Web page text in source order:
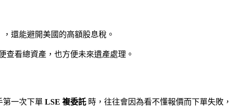
還能避開美國的高額股息稅。
查看總資產，也方便未來遺產處理。
第一次下單 LSE 複委託 時，往往會因為看不懂報價而下單失敗，